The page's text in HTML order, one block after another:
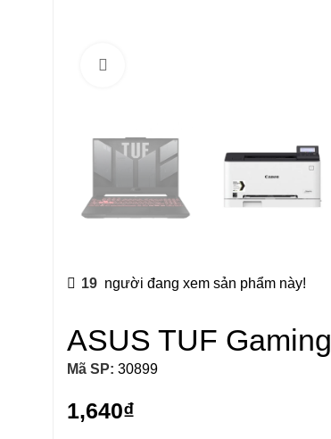
19 người đang xem sản phẩm này!
ASUS TUF Gaming
Mã SP: 30899
1,640₫